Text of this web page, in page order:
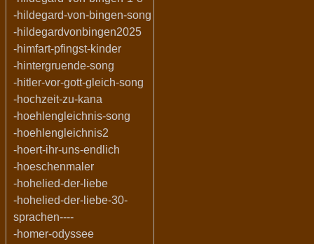
-hildegard-von-bingen-song
-hildegardvonbingen2025
-himfart-pfingst-kinder
-hintergruende-song
-hitler-vor-gott-gleich-song
-hochzeit-zu-kana
-hoehlengleichnis-song
-hoehlengleichnis2
-hoert-ihr-uns-endlich
-hoeschenmaler
-hohelied-der-liebe
-hohelied-der-liebe-30-
sprachen----
-homer-odyssee